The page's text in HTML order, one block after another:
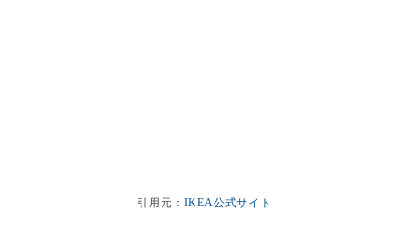
引用元： IKEA公式サイト